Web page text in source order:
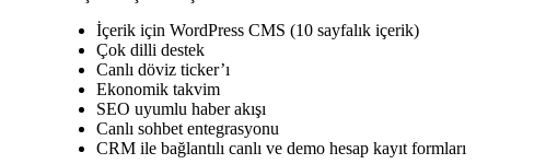
İçerik için WordPress CMS (10 sayfalık içerik)
Çok dilli destek
Canlı döviz ticker’ı
Ekonomik takvim
SEO uyumlu haber akışı
Canlı sohbet entegrasyonu
CRM ile bağlantılı canlı ve demo hesap kayıt formları